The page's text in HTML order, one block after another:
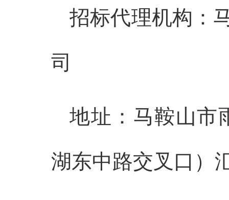
招标代理机构：
司
地址：马鞍山市
湖东中路交叉口）